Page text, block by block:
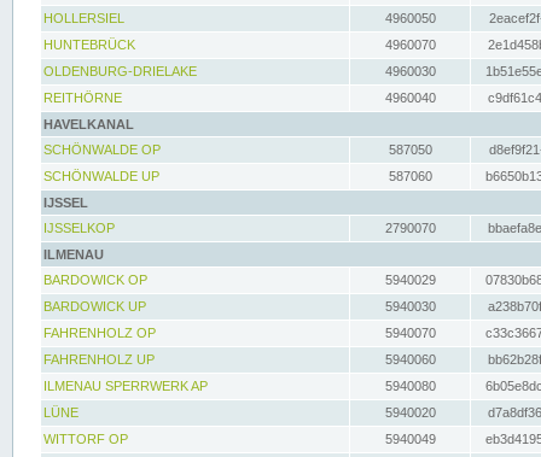
HOLLERSIEL
4960050
HUNTEBRÜCK
4960070
OLDENBURG-DRIELAKE
4960030
REITHÖRNE
4960040
HAVELKANAL
SCHÖNWALDE OP
587050
SCHÖNWALDE UP
587060
IJSSEL
IJSSELKOP
2790070
ILMENAU
BARDOWICK OP
5940029
BARDOWICK UP
5940030
FAHRENHOLZ OP
5940070
FAHRENHOLZ UP
5940060
ILMENAU SPERRWERK AP
5940080
LÜNE
5940020
WITTORF OP
5940049